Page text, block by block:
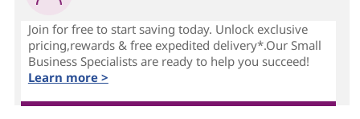
Join for free to start saving today. Unlock exclusive
pricing,rewards & free expedited delivery*.Our Small
Business Specialists are ready to help you succeed!
Learn more >